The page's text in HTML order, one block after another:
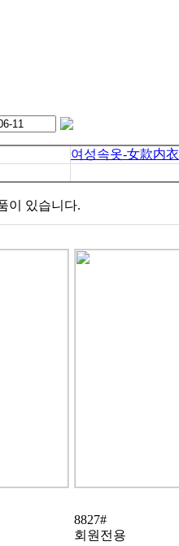
여성속옷-女款内衣
이 있습니다.
8827#
회원전용